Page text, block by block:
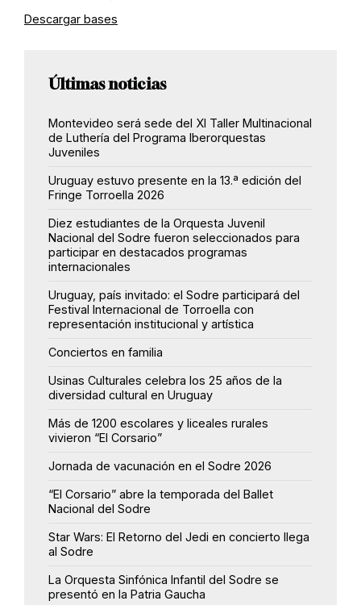
Descargar bases
Últimas noticias
Montevideo será sede del XI Taller Multinacional
de Luthería del Programa Iberorquestas
Juveniles
Uruguay estuvo presente en la 13.ª edición del
Fringe Torroella 2026
Diez estudiantes de la Orquesta Juvenil
Nacional del Sodre fueron seleccionados para
participar en destacados programas
internacionales
Uruguay, país invitado: el Sodre participará del
Festival Internacional de Torroella con
representación institucional y artística
Conciertos en familia
Usinas Culturales celebra los 25 años de la
diversidad cultural en Uruguay
Más de 1200 escolares y liceales rurales
vivieron “El Corsario”
Jornada de vacunación en el Sodre 2026
“El Corsario” abre la temporada del Ballet
Nacional del Sodre
Star Wars: El Retorno del Jedi en concierto llega
al Sodre
La Orquesta Sinfónica Infantil del Sodre se
presentó en la Patria Gaucha